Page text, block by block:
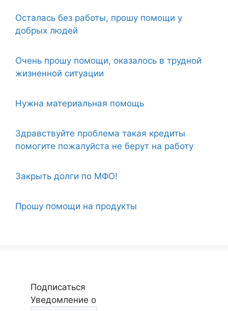
Осталась без работы, прошу помощи у
добрых людей
Очень прошу помощи, оказалось в трудной
жизненной ситуации
Нужна материальная помощь
Здравствуйте проблема такая кредиты
помогите пожалуйста не берут на работу
Закрыть долги по МФО!
Прошу помощи на продукты
Подписаться
Уведомление о